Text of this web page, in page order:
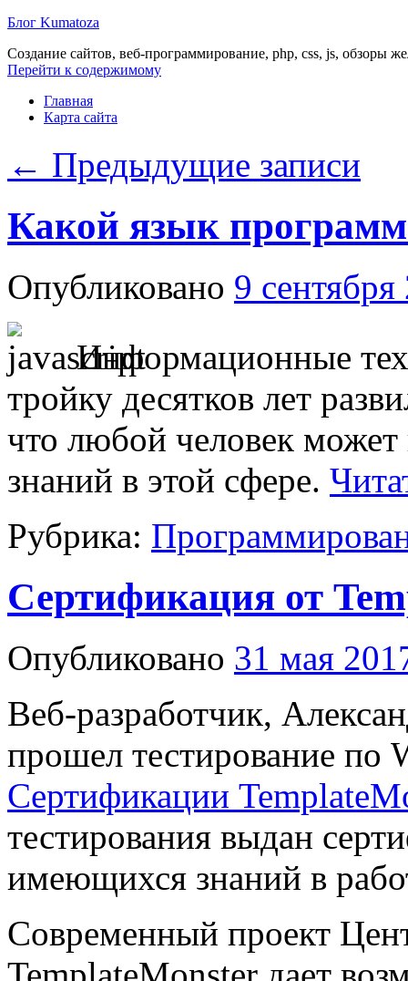
Блог Kumatoza
Создание сайтов, веб-программирование, php, css, js, обзоры
Перейти к содержимому
Главная
Карта сайта
← Предыдущие записи
Какой язык
Опубликовано 9
Информационные
тройку десятков лет
что любой человек может
знаний в этой сфере.
Рубрика:
Сертификация от
Опубликовано 31 мая
Веб-разработчик,
прошел тестирование по
Сертификации
тестирования выдан
имеющихся знаний в
Современный проект